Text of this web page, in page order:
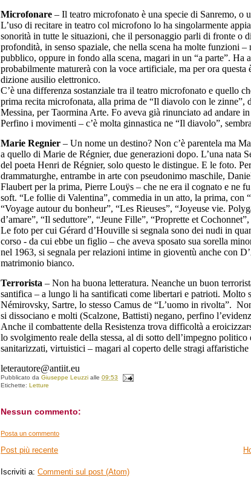
Microfonare– Il teatro microfonato è una specie di Sanremo, o
L’uso di recitare in teatro col microfono lo ha singolarmente
sonorità in tutte le situazioni, che il personaggio parli di fronte o
profondità, in senso spaziale, che nella scena ha molte funzioni
pubblico, oppure in fondo alla scena, magari in un “a parte”.
probabilmente maturerà con la voce artificiale, ma per ora
dizione ausilio elettronico.
C’è una differenza sostanziale tra il teatro microfonato e quello
prima recita microfonata, alla prima de “Il diavolo con le
Messina, per Taormina Arte. Fo aveva già rinunciato ad andare
Perfino i movimenti – c’è molta ginnastica ne “Il diavolo”,
Marie Regnier – Un nome un destino? Non c’è parentela ma
a quello di Marie de Régnier, due generazioni dopo. L’una nata
del poeta Henri de Régnier, solo questo le distingue. E le foto.
drammaturghe, entrambe in arte con pseudonimo maschile,
Flaubert per la prima, Pierre Louÿs – che ne era il cognato e ne
soft. “Le follie di Valentina”, commedia in un atto, la prima, con
“Voyage autour du bonheur”, “Les Rieuses”, “Joyeuse vie.
d’amare”, “Il seduttore”, “Jeune Fille”, “Proprette et
Le foto per cui Gérard d’Houvillesi segnala sono dei nudi in
corso - da cui ebbe un figlio – che aveva sposato sua sorella
nel 1963, si segnala per relazioni intime in gioventù anche con
matrimonio bianco.
Terrorista – Non ha buona letteratura. Neanche un buon
santifica – a lungo li ha santificati come libertari e patrioti. Molto
Némirovsky, Sartre, lo stesso Camus de “L’uomo in rivolta”.
si dissociano e molti (Scalzone, Battisti) negano, perfino
Anche il combattente della Resistenza trova difficoltà a
lo svolgimento reale della stessa, al di sotto dell’impegno
sanitarizzati, virtuistici – magari al coperto delle stragi
leterautore@antiit.eu
Pubblicato daGiuseppe Leuzzi alle09:53
Etichette:Letture
Nessun commento:
Posta un commento
Post più recente
Iscriviti a:Commenti sul post (Atom)